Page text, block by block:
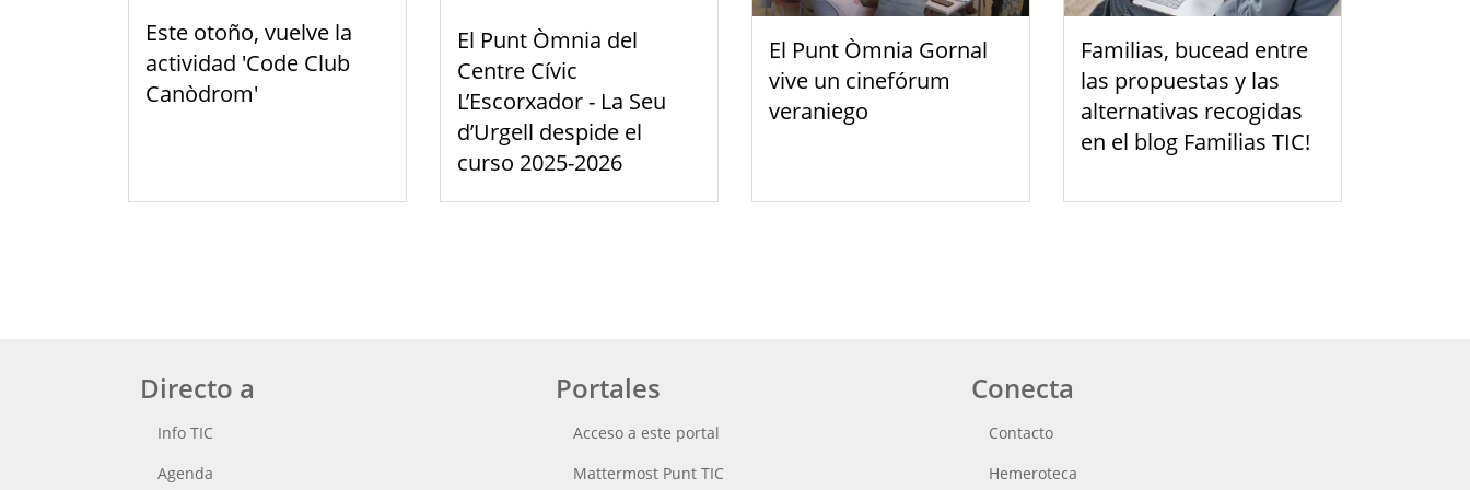
Este otoño, vuelve la
actividad 'Code Club
Canòdrom'
El Punt Òmnia del
Centre Cívic
L’Escorxador - La Seu
d’Urgell despide el
curso 2025-2026
El Punt Òmnia Gornal
vive un cinefórum
veraniego
Familias, bucead entre
las propuestas y las
alternativas recogidas
en el blog Familias TIC!
Directo a
Info TIC
Agenda
Portales
Acceso a este portal
Mattermost Punt TIC
Conecta
Contacto
Hemeroteca